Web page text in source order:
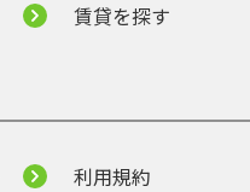
賃貸を探す
利用規約